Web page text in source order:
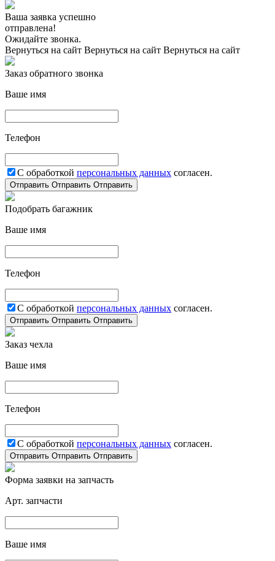
Ваша заявка успешно
отправлена!
Ожидайте звонка.
Вернуться на сайт Вернуться на сайт Вернуться на сайт
Заказ обратного звонка
Ваше имя
Телефон
С обработкой персональных данных согласен.
Отправить Отправить Отправить
Подобрать багажник
Ваше имя
Телефон
С обработкой персональных данных согласен.
Отправить Отправить Отправить
Заказ чехла
Ваше имя
Телефон
С обработкой персональных данных согласен.
Отправить Отправить Отправить
Форма заявки на запчасть
Арт. запчасти
Ваше имя